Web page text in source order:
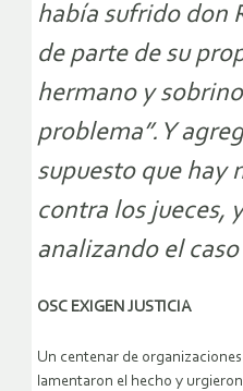
había sufrido don
de parte de su
hermano y
problema”. Y
supuesto que hay
contra los jueces,
analizando el caso
OSC EXIGEN JUSTICIA
Un centenar de
lamentaron el hecho y